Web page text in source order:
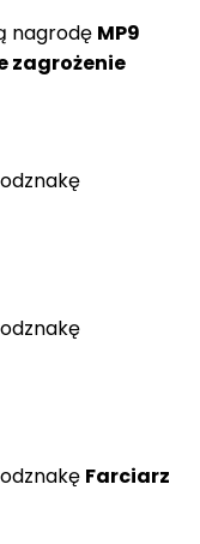
nagrodę MP9
zagrożenie
Farciarz